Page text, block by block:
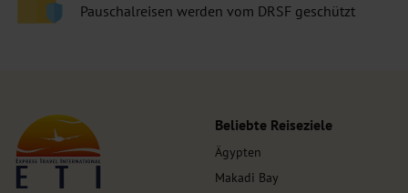
Pauschalreisen werden vom DRSF geschützt
Beliebte Reiseziele
Ägypten
Makadi Bay